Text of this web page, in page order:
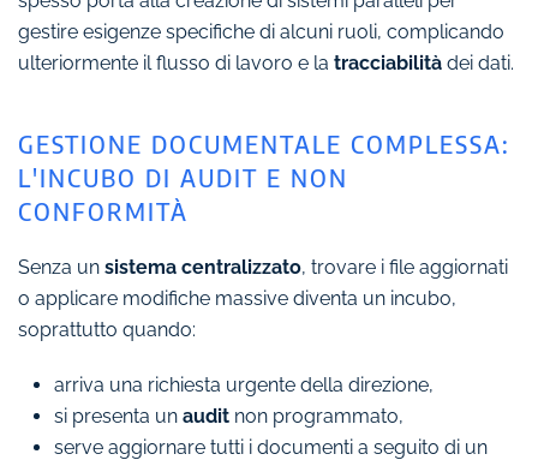
gestire esigenze specifiche di alcuni ruoli, complicando
ulteriormente il flusso di lavoro e la tracciabilità dei dati.
GESTIONE DOCUMENTALE COMPLESSA:
L'INCUBO DI AUDIT E NON
CONFORMITÀ
Senza un sistema centralizzato, trovare i file aggiornati
o applicare modifiche massive diventa un incubo,
soprattutto quando:
arriva una richiesta urgente della direzione,
si presenta un audit non programmato,
serve aggiornare tutti i documenti a seguito di un